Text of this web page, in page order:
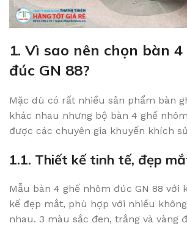
1. Vì sao nên chọn bàn
đúc GN 88?
Mặc dù có rất nhiều sản phẩm bàn
khác nhau nhưng bộ bàn 4 ghế
được các chuyên gia khuyến khích
1.1. Thiết kế tinh tế, đẹp
Mẫu bàn 4 ghế nhôm đúc GN 88 với
kế đẹp mắt, phù hợp với nhiều
nhau. 3 màu sắc đen, trắng và vàng